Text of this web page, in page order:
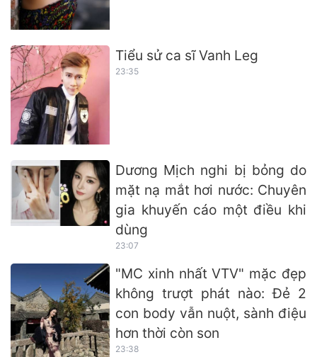
Tiểu sử ca sĩ Vanh Leg
23:35
Dương Mịch nghi bị bỏng do
mặt nạ mắt hơi nước: Chuyên
gia khuyến cáo một điều khi
dùng
23:07
"MC xinh nhất VTV" mặc đẹp
không trượt phát nào: Đẻ 2
con body vẫn nuột, sành điệu
hơn thời còn son
23:38